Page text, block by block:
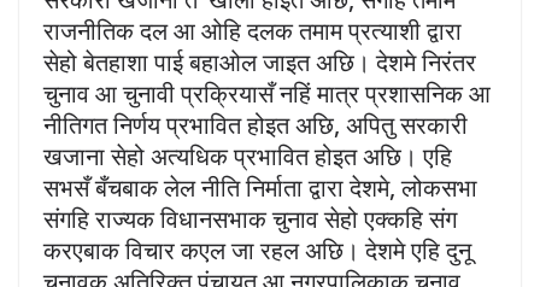
राजनीतिक दल आ ओहि दलक तमाम प्रत्याशी द्वारा
सेहो बेतहाशा पाई बहाओल जाइत अछि। देशमे निरंतर
चुनाव आ चुनावी प्रक्रियासँ नहिं मात्र प्रशासनिक आ
नीतिगत निर्णय प्रभावित होइत अछि, अपितु सरकारी
खजाना सेहो अत्यधिक प्रभावित होइत अछि। एहि
सभसँ बँचबाक लेल नीति निर्माता द्वारा देशमे, लोकसभा
संगहि राज्यक विधानसभाक चुनाव सेहो एक्कहि संग
करएबाक विचार कएल जा रहल अछि। देशमे एहि दुनू